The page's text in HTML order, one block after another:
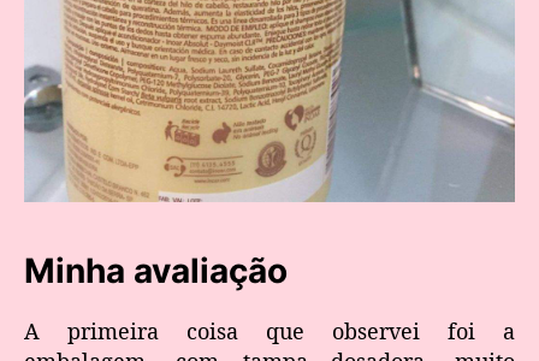
Minha avaliação
A primeira coisa que observei foi a